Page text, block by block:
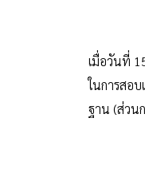
เมื่อวันที่
ในการสอ
ฐาน (ส่วน